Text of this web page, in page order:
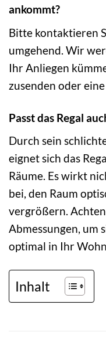
ankommt?
Bitte kontaktieren
umgehend. Wir
Ihr Anliegen
zusenden oder
Passt das Regal
Durch sein
eignet sich das
Räume. Es wirkt
bei, den Raum
vergrößern.
Abmessungen, um
optimal in Ihr
Inhalt